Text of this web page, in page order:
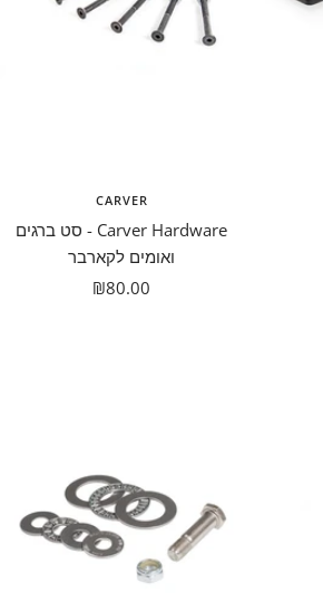
CARVER
Carver Hardware - סט ברגים
ואומים לקארבר
מבצע
₪80.00